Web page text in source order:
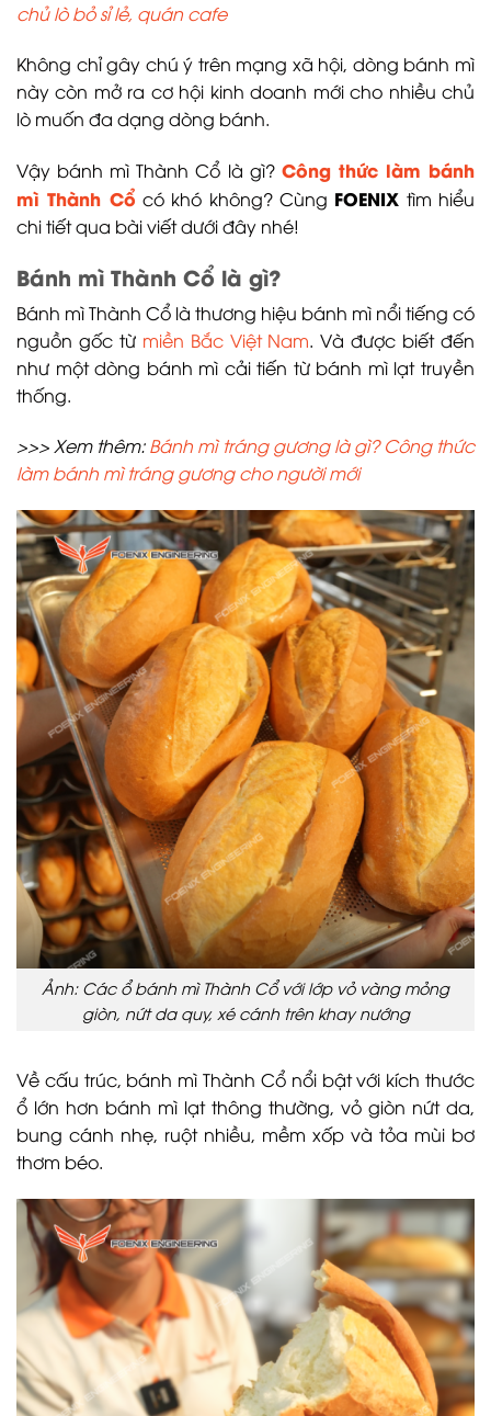
chủ lò bỏ sỉ lẻ, quán cafe
Không chỉ gây chú ý trên mạng xã hội, dòng bánh mì
này còn mở ra cơ hội kinh doanh mới cho nhiều chủ
lò muốn đa dạng dòng bánh.
Vậy bánh mì Thành Cổ là gì? Công thức làm bánh
mì Thành Cổ có khó không? Cùng FOENIX tìm hiểu
chi tiết qua bài viết dưới đây nhé!
Bánh mì Thành Cổ là gì?
Bánh mì Thành Cổ là thương hiệu bánh mì nổi tiếng có
nguồn gốc từ miền Bắc Việt Nam. Và được biết đến
như một dòng bánh mì cải tiến từ bánh mì lạt truyền
thống.
>>> Xem thêm:Bánh mì tráng gương là gì? Công thức
làm bánh mì tráng gương cho người mới
Ảnh: Các ổ bánh mì Thành Cổ với lớp vỏ vàng mỏng
giòn, nứt da quy, xé cánh trên khay nướng
Về cấu trúc, bánh mì Thành Cổ nổi bật với kích thước
ổ lớn hơn bánh mì lạt thông thường, vỏ giòn nứt da,
bung cánh nhẹ, ruột nhiều, mềm xốp và tỏa mùi bơ
thơm béo.